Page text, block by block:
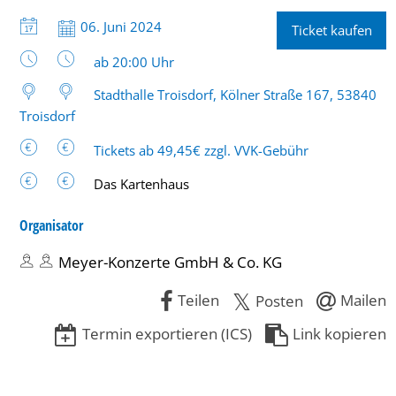
Datum:
06. Juni 2024
Uhrzeit:
ab 20:00 Uhr
Stadthalle Troisdorf, Kölner Straße 167, 53840
Troisdorf
Tickets ab 49,45€ zzgl. VVK-Gebühr
Das Kartenhaus
Ticket kaufen
Organisator
Meyer-Konzerte GmbH & Co. KG
Teilen
Posten
Mailen
Termin exportieren (ICS)
Link kopieren